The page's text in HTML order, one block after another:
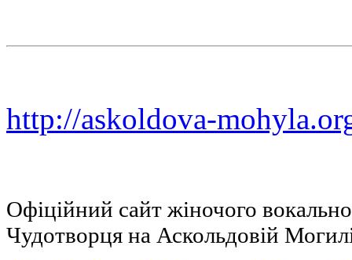
http://askoldova-
Офіційний сайт жіночого
Чудотворця на Аскольдовій